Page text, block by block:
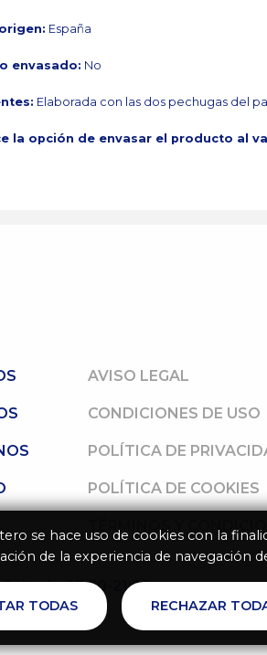
España
envasado: No
Elaborada con las dos pechugas del
la opción de envasar el producto al
AVISO LEGAL
CONDICIONES DE USO
POLÍTICA DE
POLÍTICA DE COOKIES
TÉRMINOS Y
07:30-21:30
se hace uso de cookies con la
de la experiencia de navegación
TODAS RECHAZAR